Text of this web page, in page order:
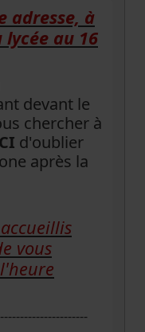
adresse, à
au 16
devant le
chercher à
d'oublier
après la
vous